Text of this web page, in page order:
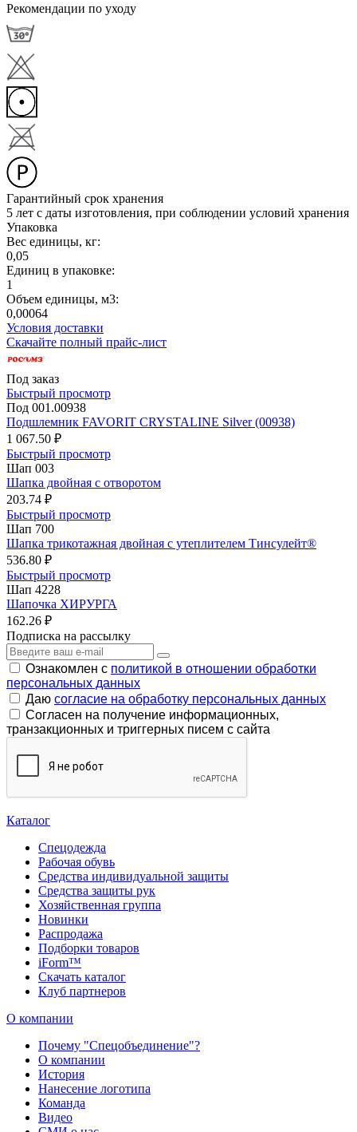
Рекомендации по уходу
Гарантийный срок хранения
5 лет с даты изготовления, при соблюдении условий хранения
Упаковка
Вес единицы, кг:
0,05
Единиц в упаковке:
1
Объем единицы, м3:
0,00064
Условия доставки
Скачайте полный прайс-лист
Под заказ
Быстрый просмотр
Под 001.00938
Подшлемник FAVORIT CRYSTALINE Silver (00938)
1 067.50 ₽
Быстрый просмотр
Шап 003
Шапка двойная с отворотом
203.74 ₽
Быстрый просмотр
Шап 700
Шапка трикотажная двойная с утеплителем Тинсулейт®
536.80 ₽
Быстрый просмотр
Шап 4228
Шапочка ХИРУРГА
162.26 ₽
Подписка на рассылку
Ознакомлен с политикой в отношении обработки
персональных данных
Даю согласие на обработку персональных данных
Согласен на получение информационных,
транзакционных и триггерных писем с сайта
Каталог
Спецодежда
Рабочая обувь
Средства индивидуальной защиты
Средства защиты рук
Хозяйственная группа
Новинки
Распродажа
Подборки товаров
iForm™
Скачать каталог
Клуб партнеров
О компании
Почему "Спецобъединение"?
О компании
История
Нанесение логотипа
Команда
Видео